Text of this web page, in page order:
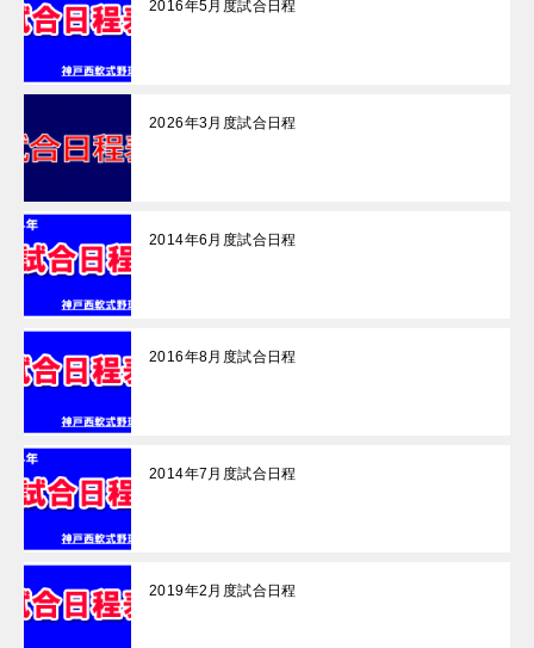
2016年5月度試合日程
2026年3月度試合日程
2014年6月度試合日程
2016年8月度試合日程
2014年7月度試合日程
2019年2月度試合日程